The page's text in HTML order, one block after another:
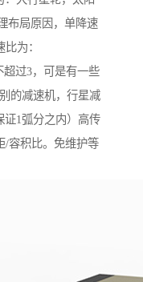
布局原因，单降速
为：
超过3，可是有一些
的减速机，行星减
证1弧分之内）高传
/容积比。免维护等